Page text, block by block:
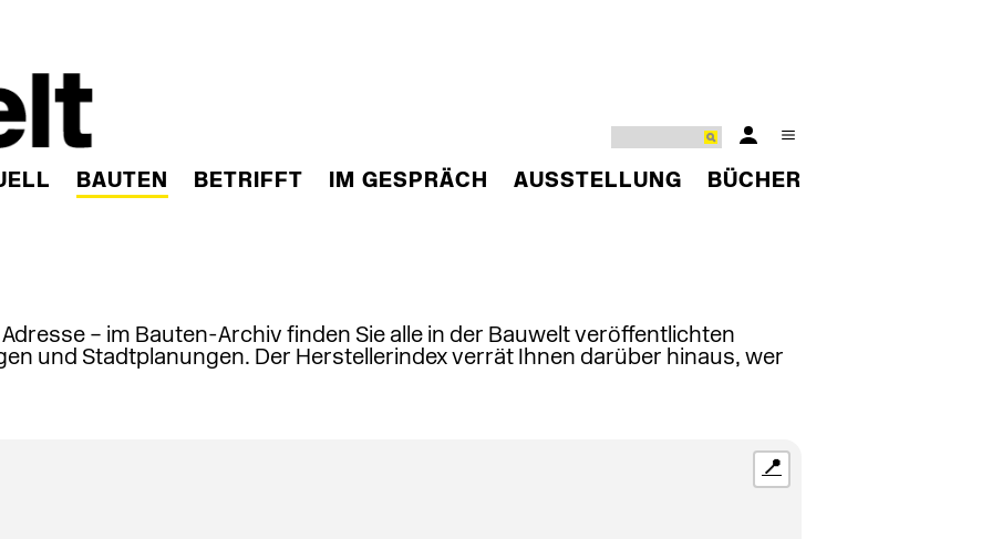
BAUTEN BETRIFFT IM GESPRÄCH AUSSTELLUNG BÜCHER
– im Bauten-Archiv finden Sie alle in der Bauwelt veröffentlichten
und Stadtplanungen. Der Herstellerindex verrät Ihnen darüber hinaus, wer
📍